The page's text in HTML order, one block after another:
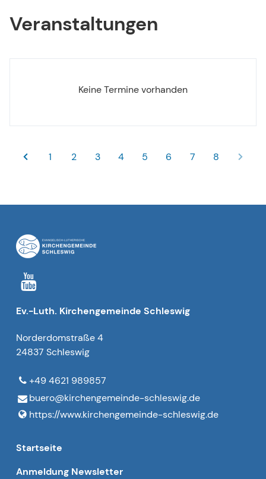
Veranstaltungen
Keine Termine vorhanden
1 2 3 4 5 6 7 8
Ev.-Luth. Kirchengemeinde Schleswig
Norderdomstraße 4
24837 Schleswig
+49 4621 989857
buero@​kirchengemeinde-schleswig.​de
https://www.​kirchengemeinde-schleswig.​de
Startseite
Anmeldung Newsletter